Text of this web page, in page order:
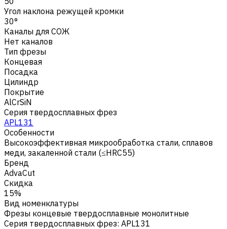
Угол наклона режущей кромки
30°
Каналы для СОЖ
Нет каналов
Тип фрезы
Концевая
Посадка
Цилиндр
Покрытие
AlCrSiN
Серия твердосплавных фрез
APL131
Особенности
Высокоэффективная микрообработка стали, сплавов
меди, закаленной стали (≤HRC55)
Бренд
AdvaCut
Скидка
15%
Вид номенклатуры
Фрезы концевые твердосплавные монолитные
Серия твердосплавных фрез: APL131